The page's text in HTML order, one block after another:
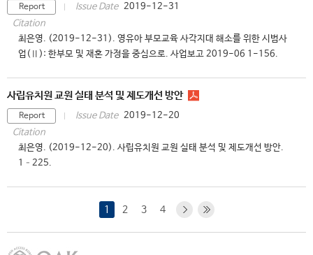
Report Issue Date 2019-12-31
Citation
최은영. (2019-12-31). 영유아 부모교육 사각지대 해소를 위한 시범사
업(Ⅱ): 한부모 및 재혼 가정을 중심으로. 사업보고 2019-06 1-156.
사립유치원 교원 실태 분석 및 제도개선 방안
Report Issue Date 2019-12-20
Citation
최은영. (2019-12-20). 사립유치원 교원 실태 분석 및 제도개선 방안.
1–225.
1 2 3 4